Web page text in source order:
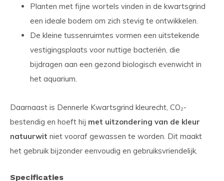
Planten met fijne wortels vinden in de kwartsgrind
een ideale bodem om zich stevig te ontwikkelen.
De kleine tussenruimtes vormen een uitstekende
vestigingsplaats voor nuttige bacteriën, die
bijdragen aan een gezond biologisch evenwicht in
het aquarium.
Daarnaast is Dennerle Kwartsgrind kleurecht, CO₂-
bestendig en hoeft hij met uitzondering van de kleur
natuurwit niet vooraf gewassen te worden. Dit maakt
het gebruik bijzonder eenvoudig en gebruiksvriendelijk.
Specificaties